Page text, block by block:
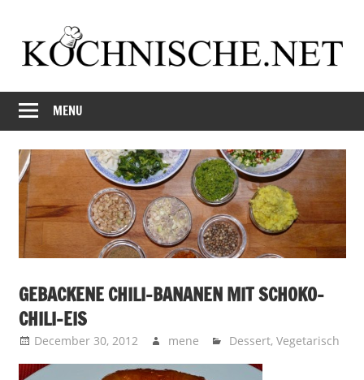
content
Kochnische.net
another
Foodblog
MENU
GEBACKENE CHILI-BANANEN MIT SCHOKO-
CHILI-EIS
December 30, 2012 mene Dessert,Vegetarisch